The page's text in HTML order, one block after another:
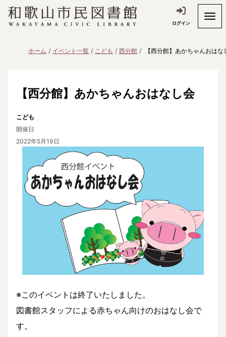
ログイン
ホーム イベント一覧 こども 西分館 【西分館】あかちゃんおはな
【西分館】あかちゃんおはなし会
こども
開催日
2022年5月19日
※このイベントは終了いたしました。
図書館スタッフによる赤ちゃん向けのおはなし会で
す。